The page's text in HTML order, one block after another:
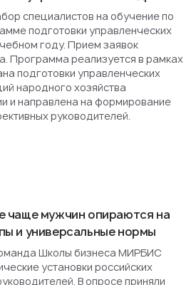
специалистов на обучение по
подготовки управленческих
году. Прием заявок
Программа реализуется в рамках
подготовки управленческих
народного хозяйства
и направлена на формирование
руководителей.
чаще мужчин опираются на
и универсальные нормы
Школы бизнеса МИРБИС
установки российских
В опросе приняли